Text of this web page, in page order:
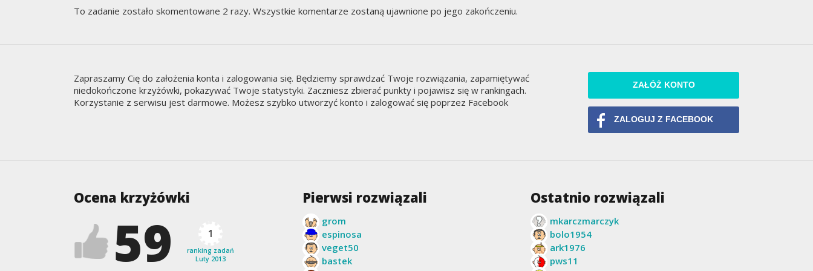
To zadanie zostało skomentowane 2 razy. Wszystkie komentarze zostaną ujawnione po jego zakończeniu.
ZAŁÓŻ KONTO
ZALOGUJ Z FACEBOOK
Zapraszamy Cię do założenia konta i zalogowania się. Będziemy sprawdzać Twoje rozwiązania, zapamiętywać
niedokończone krzyżówki, pokazywać Twoje statystyki. Zaczniesz zbierać punkty i pojawisz się w rankingach.
Korzystanie z serwisu jest darmowe. Możesz szybko utworzyć konto i zalogować się poprzez Facebook
Ocena krzyżówki
59 1
ranking zadań
Luty 2013
Pierwsi rozwiązali
grom
espinosa
veget50
bastek
Ostatnio rozwiązali
mkarczmarczyk
bolo1954
ark1976
pws11